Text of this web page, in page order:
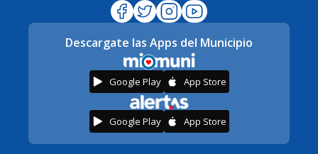
Descargate las Apps del Municipio
Google Play App Store
Google Play App Store